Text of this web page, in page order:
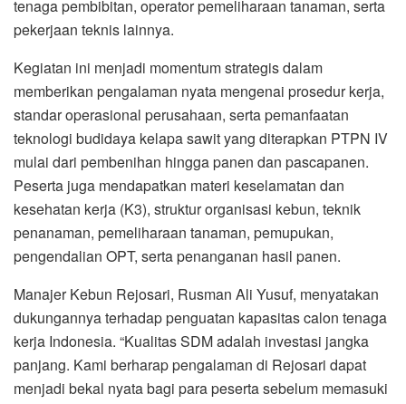
tenaga pembibitan, operator pemeliharaan tanaman, serta
pekerjaan teknis lainnya.
Kegiatan ini menjadi momentum strategis dalam
memberikan pengalaman nyata mengenai prosedur kerja,
standar operasional perusahaan, serta pemanfaatan
teknologi budidaya kelapa sawit yang diterapkan PTPN IV
mulai dari pembenihan hingga panen dan pascapanen.
Peserta juga mendapatkan materi keselamatan dan
kesehatan kerja (K3), struktur organisasi kebun, teknik
penanaman, pemeliharaan tanaman, pemupukan,
pengendalian OPT, serta penanganan hasil panen.
Manajer Kebun Rejosari, Rusman Ali Yusuf, menyatakan
dukungannya terhadap penguatan kapasitas calon tenaga
kerja Indonesia. “Kualitas SDM adalah investasi jangka
panjang. Kami berharap pengalaman di Rejosari dapat
menjadi bekal nyata bagi para peserta sebelum memasuki